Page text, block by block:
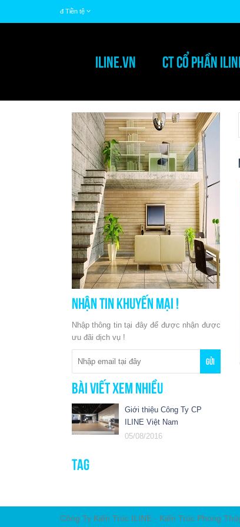
đ Tiền tệ
ILINE.VN CT CỔ PHẦN
Nhận tin khuyến mại !
Nhập thông tin tại đây để được nhận được
ưu đãi dịch vụ !
Bài viết xem nhiều
Giới thiệu Công Ty CP
ILINE Việt Nam
05/08/2016
Tag
Công Ty Kiến Trúc ILINE - Kiến Trúc Phong